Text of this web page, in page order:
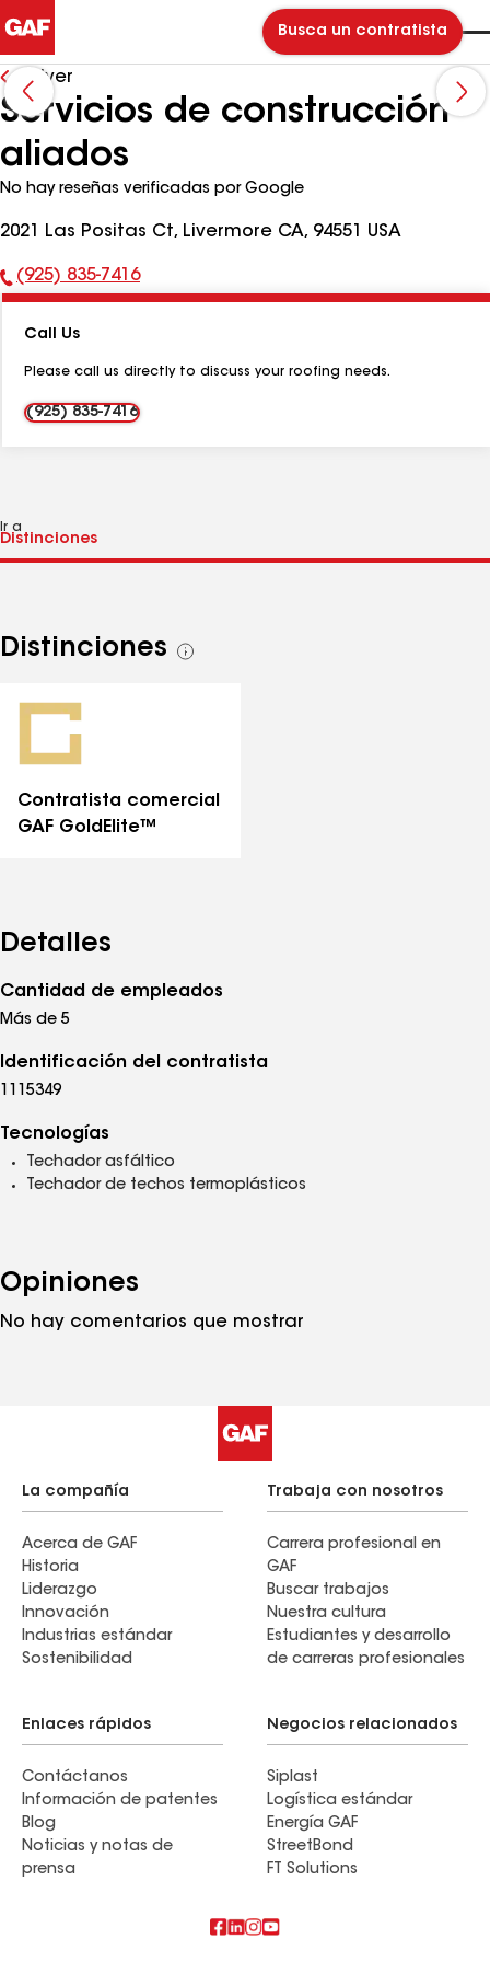
Busca un contratista
Volver
Servicios de construcción
aliados
No hay reseñas verificadas por Google
2021 Las Positas Ct, Livermore CA, 94551 USA
Número
teléfono:
(925) 835-7416
Call Us
Please call us directly to discuss your roofing needs.
(925) 835-7416
Ir a
Distinciones
Ver
Contratista comercial
GAF GoldElite™
Detalles
Cantidad de empleados
Más de 5
Identificación del contratista
1115349
Tecnologías
Techador asfáltico
Techador de techos termoplásticos
Opiniones
No hay comentarios que mostrar
La compañía
Acerca de GAF
Historia
Liderazgo
Innovación
Industrias estándar
Sostenibilidad
Trabaja con nosotros
Carrera profesional en
GAF
Buscar trabajos
Nuestra cultura
Estudiantes y desarrollo
de carreras profesionales
Enlaces rápidos
Contáctanos
Información de patentes
Blog
Noticias y notas de
prensa
Negocios relacionados
Siplast
Logística estándar
Energía GAF
StreetBond
FT Solutions